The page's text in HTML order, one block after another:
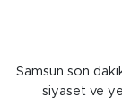
Samsun son
siyaset ve